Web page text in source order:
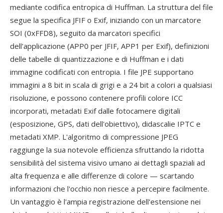
mediante codifica entropica di Huffman. La struttura del file
segue la specifica JFIF o Exif, iniziando con un marcatore
SOI (0xFFD8), seguito da marcatori specifici
dell'applicazione (APP0 per JFIF, APP1 per Exif), definizioni
delle tabelle di quantizzazione e di Huffman e i dati
immagine codificati con entropia. I file JPE supportano
immagini a 8 bit in scala di grigi e a 24 bit a colori a qualsiasi
risoluzione, e possono contenere profili colore ICC
incorporati, metadati Exif dalle fotocamere digitali
(esposizione, GPS, dati dell'obiettivo), didascalie IPTC e
metadati XMP. L'algoritmo di compressione JPEG
raggiunge la sua notevole efficienza sfruttando la ridotta
sensibilità del sistema visivo umano ai dettagli spaziali ad
alta frequenza e alle differenze di colore — scartando
informazioni che l'occhio non riesce a percepire facilmente.
Un vantaggio è l'ampia registrazione dell'estensione nei